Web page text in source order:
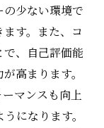
少ない環境で
す。また、コ
、自己評価能
高まります。
マンスも向上
になります。